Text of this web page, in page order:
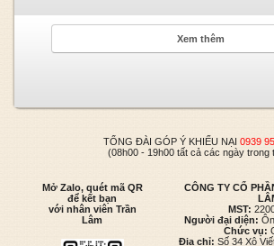
Xem thêm
TỔNG ĐÀI GÓP Ý KHIẾU NẠI 0939
(08h00 - 19h00 tất cả các ngày trong
Mở Zalo, quét mã QR
để kết bạn
với nhân viên Trần
Lâm
CÔNG TY CỔ
MST:
Người đại diện:
Chức vụ:
Địa chỉ: Số 34 Xô